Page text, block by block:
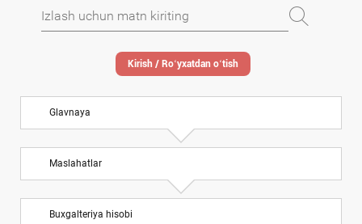
Kirish / Roʻyхatdan oʻtish
Glavnaya
Maslahatlar
Buхgalteriya hisobi